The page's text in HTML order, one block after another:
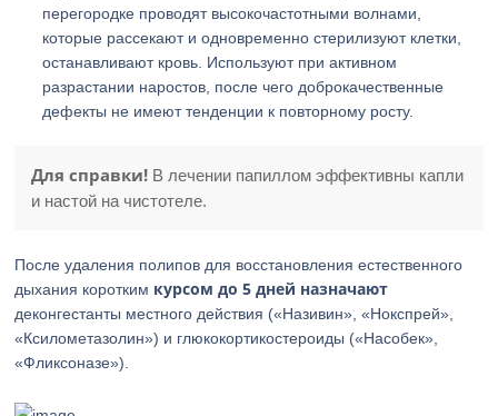
перегородке проводят высокочастотными волнами,
которые рассекают и одновременно стерилизуют клетки,
останавливают кровь. Используют при активном
разрастании наростов, после чего доброкачественные
дефекты не имеют тенденции к повторному росту.
Для справки! В лечении папиллом эффективны капли
и настой на чистотеле.
После удаления полипов для восстановления естественного
дыхания коротким курсом до 5 дней назначают
деконгестанты местного действия («Називин», «Нокспрей»,
«Ксилометазолин») и глюкокортикостероиды («Насобек»,
«Фликсоназе»).